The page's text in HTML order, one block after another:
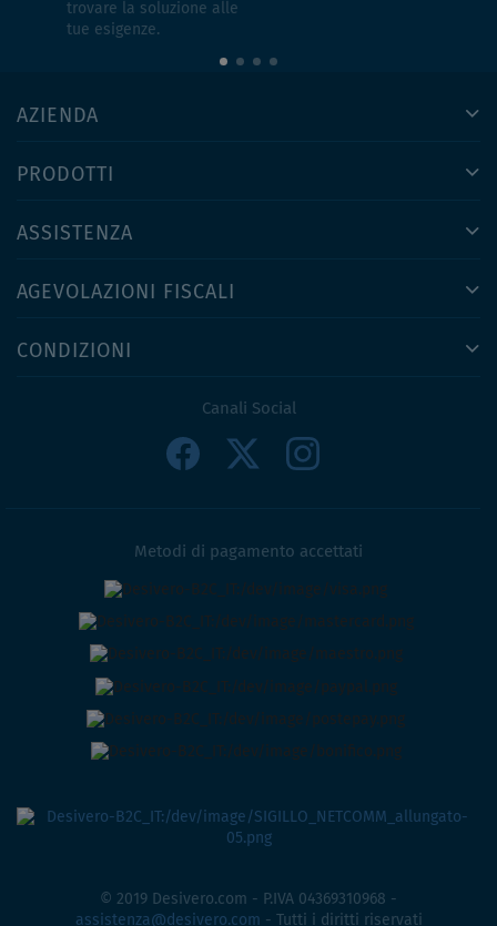
trovare la soluzione alle
tue esigenze.
AZIENDA
PRODOTTI
ASSISTENZA
AGEVOLAZIONI FISCALI
CONDIZIONI
Canali Social
Metodi di pagamento accettati
© 2019 Desivero.com - P.IVA 04369310968 -
assistenza@desivero.com - Tutti i diritti riservati